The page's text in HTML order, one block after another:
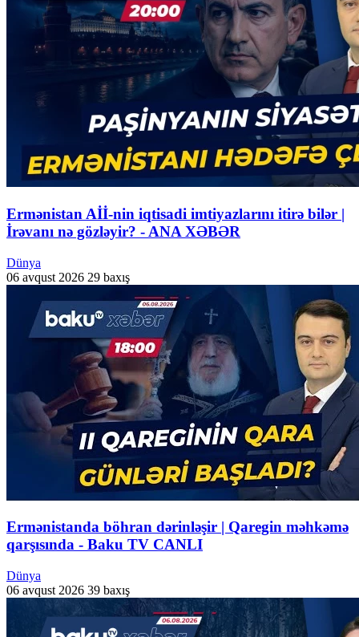
Ermənistan Aİİ-nin iqtisadi imtiyazlarını itirə bilər |
İrəvanı nə gözləyir? - ANA XƏBƏR
Dünya
06 avqust 2026 29 baxış
Ermənistanda böhran dərinləşir | Qaregin məhkəmə
qarşısında - Baku TV CANLI
Dünya
06 avqust 2026 39 baxış